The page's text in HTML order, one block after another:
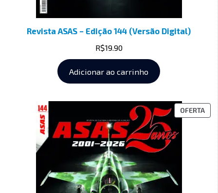
Revista ASAS – Edição 144 (Versão Digital)
R$19.90
Adicionar ao carrinho
OFERTA